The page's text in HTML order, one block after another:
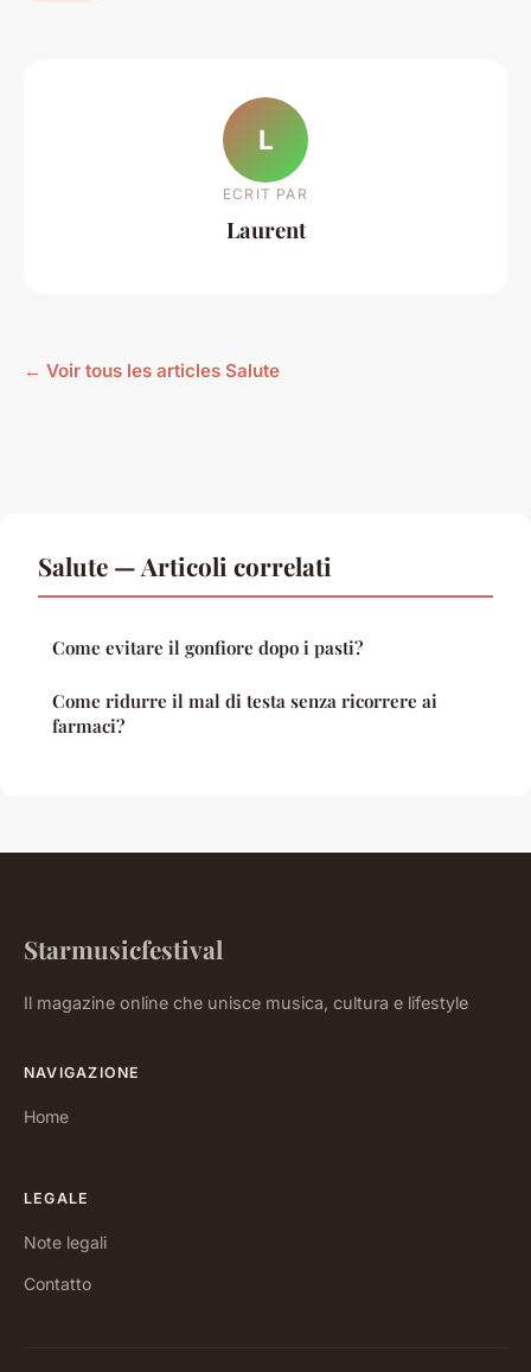
L
ECRIT PAR
Laurent
← Voir tous les articles Salute
Salute — Articoli correlati
Come evitare il gonfiore dopo i pasti?
Come ridurre il mal di testa senza ricorrere ai
farmaci?
Starmusicfestival
Il magazine online che unisce musica, cultura e lifestyle
NAVIGAZIONE
Home
LEGALE
Note legali
Contatto